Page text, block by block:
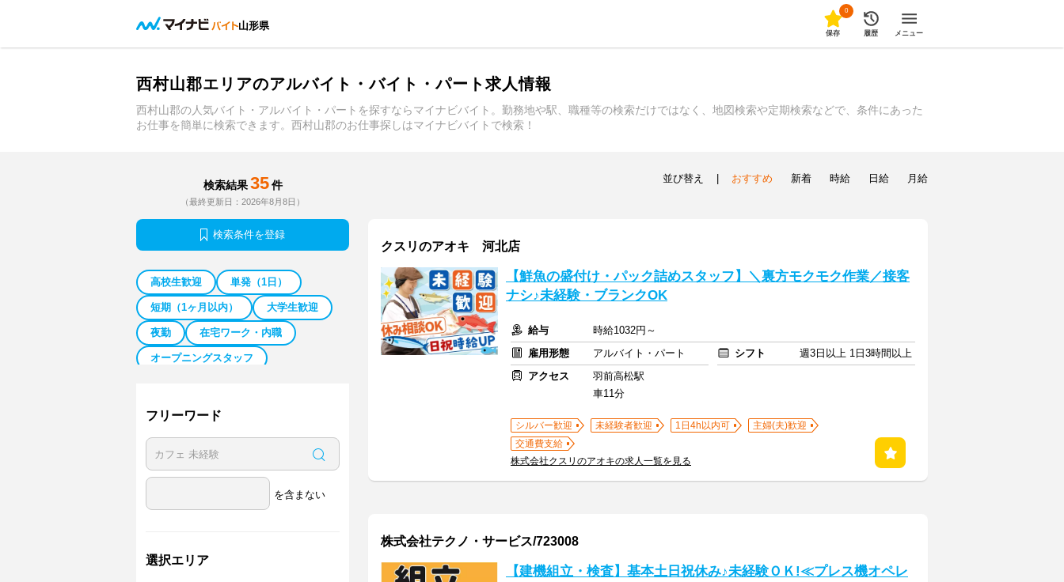
山形県
0
保存 履歴 メニュー
西村山郡エリアのアルバイト・バイト・パート求人情報
西村山郡の人気バイト・アルバイト・パートを探すならマイナビバイト。勤務地や駅、職種等の検索だけではなく、地図検索や定期検索などで、条件にあった
お仕事を簡単に検索できます。西村山郡のお仕事探しはマイナビバイトで検索！
検索結果 35 件
（最終更新日：2026年8月8日）
検索条件を登録
高校生歓迎 単発（1日）
短期（1ヶ月以内） 大学生歓迎
夜勤 在宅ワーク・内職
オープニングスタッフ
副業・Ｗワーク歓迎
フリーワード
を含まない
選択エリア
並び替え おすすめ 新着 時給 日給 月給
クスリのアオキ 河北店
【鮮魚の盛付け・パック詰めスタッフ】＼裏方モクモク作業／接客
ナシ♪未経験・ブランクOK
給与
時給1032円～
雇用形態
アルバイト・パート シフト
週3日以上 1日3時間以上
アクセス
羽前高松駅
車11分
シルバー歓迎 未経験者歓迎 1日4h以内可
主婦(夫)歓迎
交通費支給
株式会社クスリのアオキの求人一覧を見る
株式会社テクノ・サービス/723008
【建機組立・検査】基本土日祝休み♪未経験ＯＫ!≪プレス機オペレ